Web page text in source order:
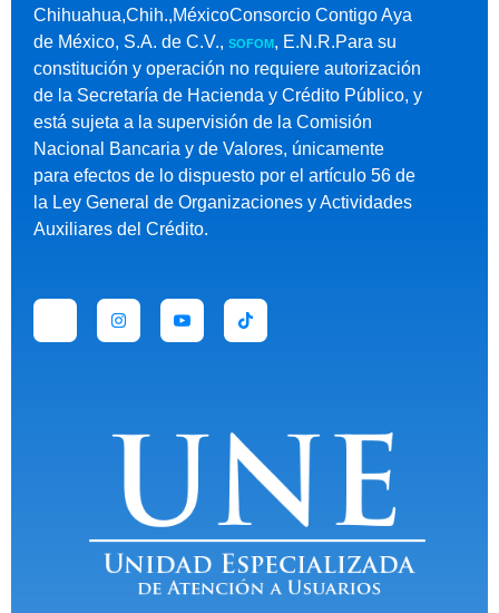
Chihuahua,Chih.,MéxicoConsorcio Contigo Aya
de México, S.A. de C.V., SOFOM , E.N.R.Para su
constitución y operación no requiere autorización
de la Secretaría de Hacienda y Crédito Público, y
está sujeta a la supervisión de la Comisión
Nacional Bancaria y de Valores, únicamente
para efectos de lo dispuesto por el artículo 56 de
la Ley General de Organizaciones y Actividades
Auxiliares del Crédito.